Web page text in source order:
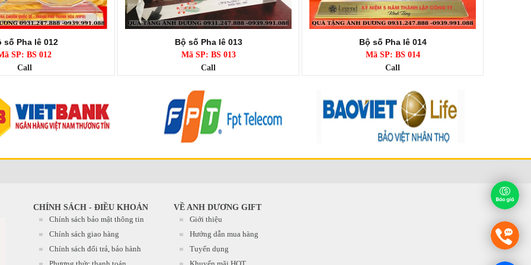
số Pha lê 012
SP: BS 012
Call
Bộ số Pha lê 013
Mã SP: BS 013
Call
Bộ số Pha lê 014
Mã SP: BS 014
Call
CHÍNH SÁCH - ĐIỀU KHOẢN
Chính sách bảo mật thông tin
Chính sách giao hàng
Chính sách đổi trả, bảo hành
VỀ ANH DƯƠNG GIFT
Giới thiệu
Hướng dẫn mua hàng
Tuyển dụng